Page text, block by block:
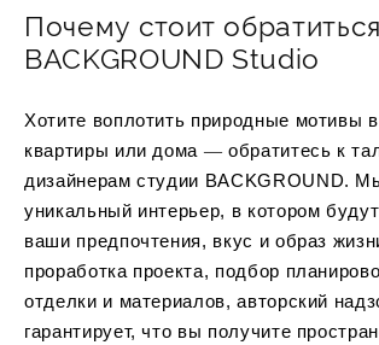
Почему стоит
BACKGROUND Studio
Хотите воплотить природные мотивы
квартиры или дома ― обратитесь к
дизайнерам студии BACKGROUND.
уникальный интерьер, в котором
ваши предпочтения, вкус и образ
проработка проекта, подбор
отделки и материалов, авторский
гарантирует, что вы получите